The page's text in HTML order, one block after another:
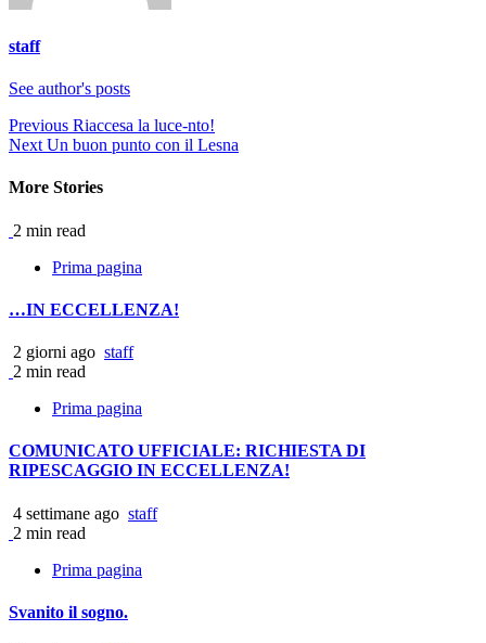
staff
See author's posts
Continue
Reading
Previous Riaccesa la luce-nto!
Next Un buon punto con il Lesna
More Stories
2 min read
Prima pagina
…IN ECCELLENZA!
2 giorni ago staff
2 min read
Prima pagina
COMUNICATO UFFICIALE: RICHIESTA DI
RIPESCAGGIO IN ECCELLENZA!
4 settimane ago staff
2 min read
Prima pagina
Svanito il sogno.